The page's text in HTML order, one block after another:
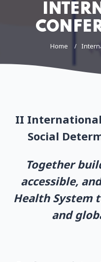
Home
II
Social
Together
accessible,
Health System
and